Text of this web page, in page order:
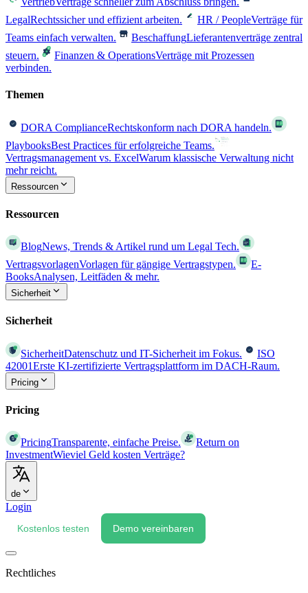
LegalRechtssicher und effizient arbeiten. HR / PeopleVerträge für
Teams einfach verwalten.
BeschaffungLieferantenverträge zentral
steuern.
Finanzen & OperationsVerträge mit Prozessen
verbinden.
Themen
DORA ComplianceRechtskonform nach DORA handeln.
PlaybooksBest Practices für erfolgreiche Teams.
Vertragsmanagement vs. ExcelWarum klassische Verwaltung nicht
mehr reicht.
Ressourcen
Ressourcen
BlogNews, Trends & Artikel rund um Legal Tech.
VertragsvorlagenVorlagen für gängige Vertragstypen.
E-
BooksAnalysen, Leitfäden & mehr.
Sicherheit
Sicherheit
SicherheitDatenschutz und IT-Sicherheit im Fokus.
ISO
42001Erste KI-zertifizierte Vertragsplattform im DACH-Raum.
Pricing
Pricing
PricingTransparente, einfache Preise.
Return on
InvestmentWieviel Geld kosten Verträge?
de
Login
Kostenlos testen Demo vereinbaren
Rechtliches